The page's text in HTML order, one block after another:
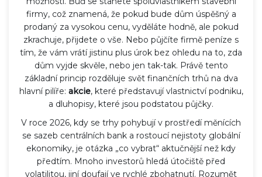
firmy, což znamená, že pokud bude dům úspěšný a
prodaný za vysokou cenu, vyděláte hodně, ale pokud
zkrachuje, přijdete o vše. Nebo půjčíte firmě peníze s
tím, že vám vrátí jistinu plus úrok bez ohledu na to, zda
dům vyjde skvěle, nebo jen tak-tak. Právě tento
základní princip rozděluje svět finančních trhů na dva
hlavní pilíře: akcie, které představují vlastnictví podniku,
a dluhopisy, které jsou podstatou půjčky.
V roce 2026, kdy se trhy pohybují v prostředí měnících
se sazeb centrálních bank a rostoucí nejistoty globální
ekonomiky, je otázka „co vybrat“ aktučnější než kdy
předtím. Mnoho investorů hledá útočiště před
volatilitou, jiní doufají ve rychlé zbohatnutí. Rozumět